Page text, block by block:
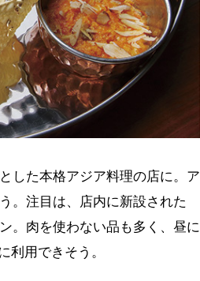
した本格アジア料理の店に。ア
。注目は、店内に新設された
。肉を使わない品も多く、昼に
利用できそう。